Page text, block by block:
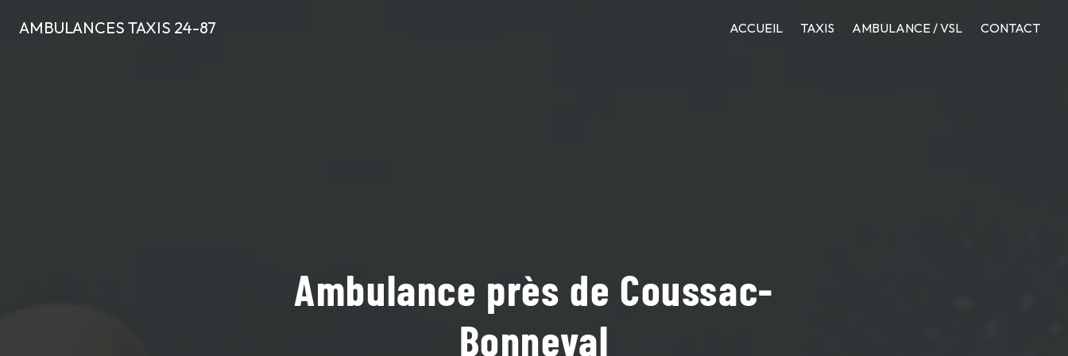
AMBULANCES TAXIS 24-87 ACCUEIL TAXIS AMBULANCE / VSL CONTACT
Ambulance près de Coussac-
Bonneval